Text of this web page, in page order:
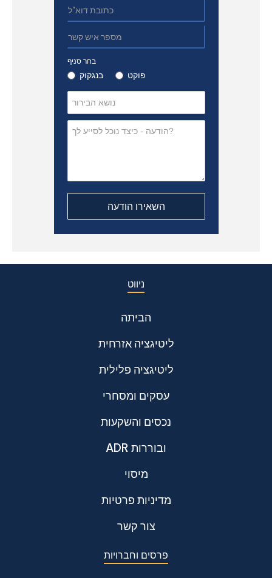
בחר סניף
בנגקוק פוקט
ניווט
הביתה
ליטיגציה אזרחית
ליטיגציה פלילית
עסקים ומסחרי
נכסים והשקעות
ADR ובוררות
מיסוי
מדיניות פרטיות
צור קשר
פרסים וחברויות